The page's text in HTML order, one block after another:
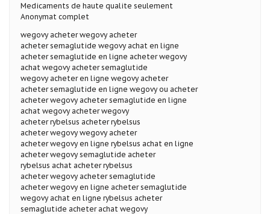
Medicaments de haute qualite seulement
Anonymat complet
wegovy acheter wegovy acheter
acheter semaglutide wegovy achat en ligne
acheter semaglutide en ligne acheter wegovy
achat wegovy acheter semaglutide
wegovy acheter en ligne wegovy acheter
acheter semaglutide en ligne wegovy ou acheter
acheter wegovy acheter semaglutide en ligne
achat wegovy acheter wegovy
acheter rybelsus acheter rybelsus
acheter wegovy wegovy acheter
acheter wegovy en ligne rybelsus achat en ligne
acheter wegovy semaglutide acheter
rybelsus achat acheter rybelsus
acheter wegovy acheter semaglutide
acheter wegovy en ligne acheter semaglutide
wegovy achat en ligne rybelsus acheter
semaglutide acheter achat wegovy